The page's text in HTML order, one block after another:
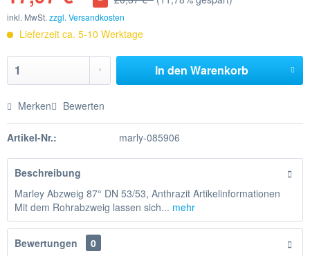
inkl. MwSt. zzgl. Versandkosten
Lieferzeit ca. 5-10 Werktage
In den Warenkorb
Merken Bewerten
Artikel-Nr.: marly-085906
Beschreibung
Marley Abzweig 87° DN 53/53, Anthrazit Artikelinformationen
Mit dem Rohrabzweig lassen sich... mehr
Bewertungen
0